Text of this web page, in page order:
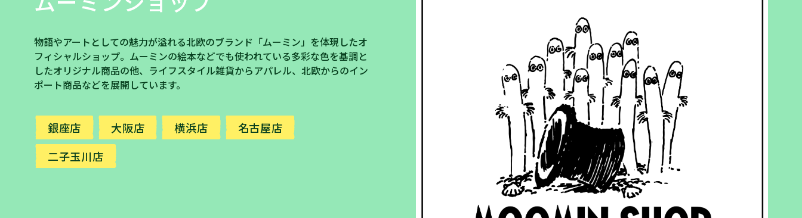
物語やアートとしての魅力が溢れる北欧のブランド「ムーミン」を体現したオ
フィシャルショップ。ムーミンの絵本などでも使われている多彩な色を基調と
したオリジナル商品の他、ライフスタイル雑貨からアパレル、北欧からのイン
ポート商品などを展開しています。
銀座店 大阪店 横浜店
名古屋店
二子玉川店